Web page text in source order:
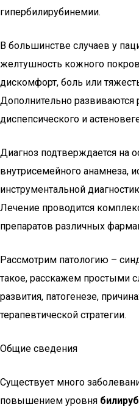
гипербилирубинемии.
В большинстве случаев у
желтушность кожного
дискомфорт, боль или
Дополнительно развиваются
диспепсического и
Диагноз подтверждается на
внутрисемейного анамнеза,
инструментальной
Лечение проводится
препаратов различных
Рассмотрим патологию –
такое, расскажем простыми
развития, патогенезе,
терапевтической стратегии.
Общие сведения
Существует много
повышением уровня